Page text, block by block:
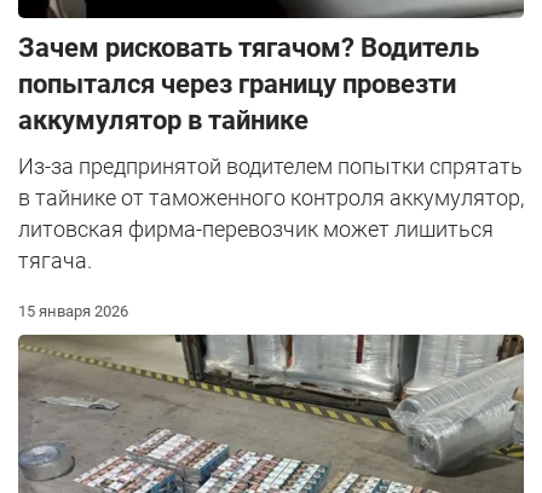
Зачем рисковать тягачом? Водитель
попытался через границу провезти
аккумулятор в тайнике
Из-за предпринятой водителем попытки спрятать
в тайнике от таможенного контроля аккумулятор,
литовская фирма-перевозчик может лишиться
тягача.
15 января 2026